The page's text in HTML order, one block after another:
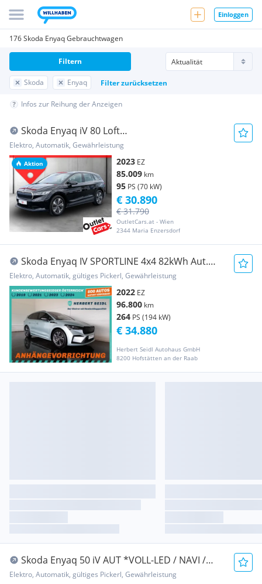
Einloggen
176 Skoda Enyaq Gebrauchtwagen
Skoda Enyaq Filter zurücksetzen
Filtern
Infos zur Reihung der Anzeigen
Aktion
Skoda Enyaq iV 80 Loft
Wärmepumpe+AHK+LED+LEDER+NAVI
Elektro, Automatik, Gewährleistung
2023 EZ
85.009 km
95 PS (70 kW)
OutletCars.at - Wien
2344 Maria Enzersdorf
€ 31.790
€ 30.890
Skoda Enyaq IV SPORTLINE 4x4 82kWh Aut.
*SKY / MATRIX...
Elektro, Automatik, gültiges Pickerl, Gewährleistung
2022 EZ
96.800 km
264 PS (194 kW)
Herbert Seidl Autohaus GmbH
8200 Hofstätten an der Raab
€ 34.880
Skoda Enyaq 50 iV AUT *VOLL-LED / NAVI /
VIRTUELL / T...
Elektro, Automatik, gültiges Pickerl, Gewährleistung